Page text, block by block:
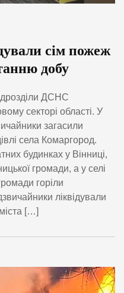
сім пожеж
добу
ДСНС
секторі області. У
загасили
села Комаргород.
будинках у Вінниці,
громади, а у селі
горіли
ліквідували
[…]